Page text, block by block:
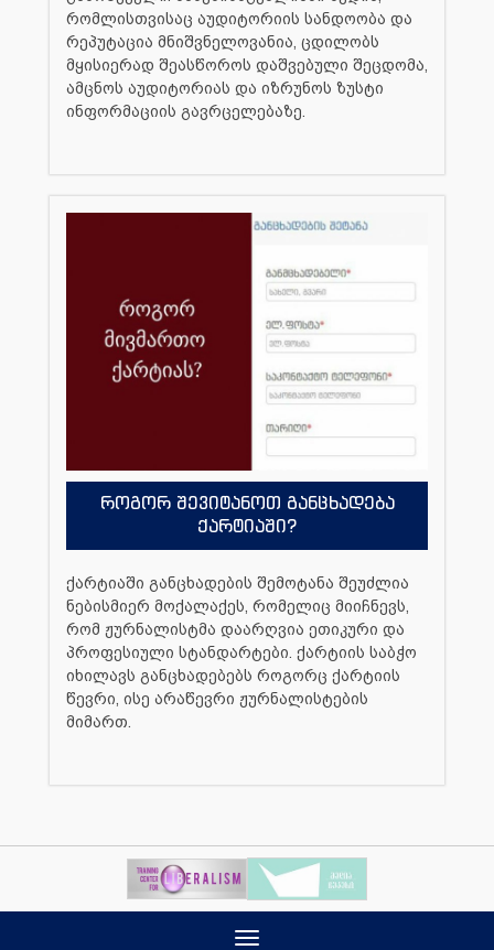
რომლისთვისაც აუდიტორიის სანდოობა და
რეპუტაცია მნიშვნელოვანია, ცდილობს
მყისიერად შეასწოროს დაშვებული შეცდომა,
ამცნოს აუდიტორიას და იზრუნოს ზუსტი
ინფორმაციის გავრცელებაზე.
როგორ შევიტანოთ განცხადება
ქარტიაში?
ქარტიაში განცხადების შემოტანა შეუძლია
ნებისმიერ მოქალაქეს, რომელიც მიიჩნევს,
რომ ჟურნალისტმა დაარღვია ეთიკური და
პროფესიული სტანდარტები. ქარტიის საბჭო
იხილავს განცხადებებს როგორც ქარტიის
წევრი, ისე არაწევრი ჟურნალისტების
მიმართ.
Toggle